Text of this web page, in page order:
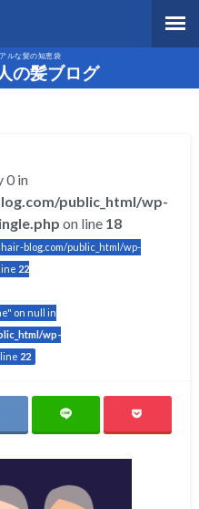
ルな髪の知恵袋
の髪ブログ
0 in
public_html/wp-
on line 18
blog.com/public_html/wp-
22
on null in
wp-
22